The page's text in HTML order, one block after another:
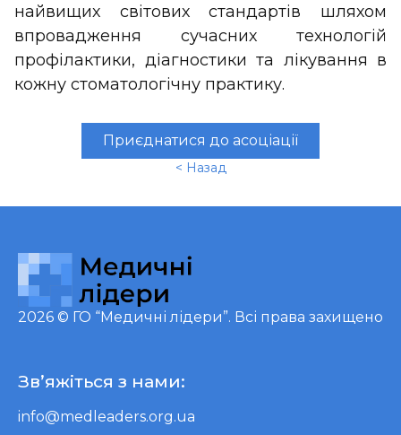
найвищих світових стандартів шляхом
впровадження сучасних технологій
профілактики, діагностики та лікування в
кожну стоматологічну практику.
Приєднатися до асоціації
< Назад
2026 © ГО “Медичні лідери”. Всі права захищено
Зв’яжіться з нами:
info@medleaders.org.ua